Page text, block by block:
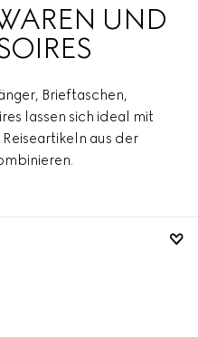
UND
Brieftaschen,
lassen sich ideal mit
aus der